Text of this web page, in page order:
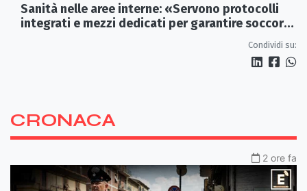
Sanità nelle aree interne: «Servono protocolli
integrati e mezzi dedicati per garantire soccorsi
Condividi su:
CRONACA
2 ore fa